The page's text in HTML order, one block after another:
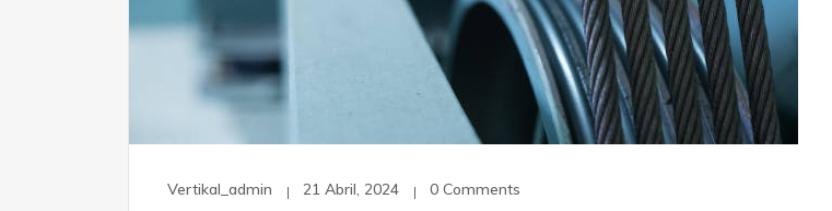
Vertikal_admin 21 Abril, 2024 0 Comments